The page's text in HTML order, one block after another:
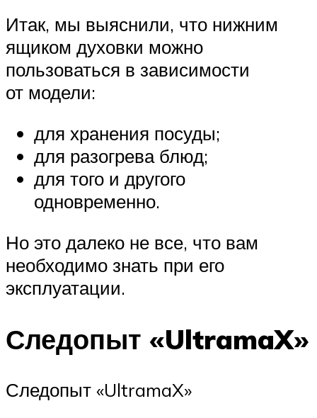
Итак, мы выяснили, что нижним
ящиком духовки можно
пользоваться в зависимости
от модели:
для хранения посуды;
для разогрева блюд;
для того и другого
одновременно.
Но это далеко не все, что вам
необходимо знать при его
эксплуатации.
Следопыт «UltramaX»
Следопыт «UltramaX»